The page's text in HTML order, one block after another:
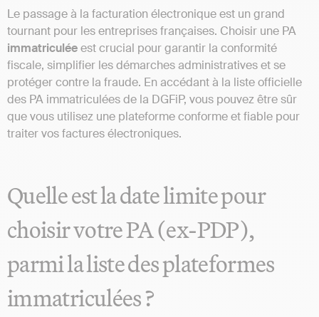
Le passage à la facturation électronique est un grand
tournant pour les entreprises françaises. Choisir une PA
immatriculéeest crucial pour garantir la conformité
fiscale, simplifier les démarches administratives et se
protéger contre la fraude. En accédant à la liste officielle
des PA immatriculées de la DGFiP, vous pouvez être sûr
que vous utilisez une plateforme conforme et fiable pour
traiter vos factures électroniques.
Quelle est la date limite pour
choisir votre PA (ex-PDP),
parmi la liste des plateformes
immatriculées ?